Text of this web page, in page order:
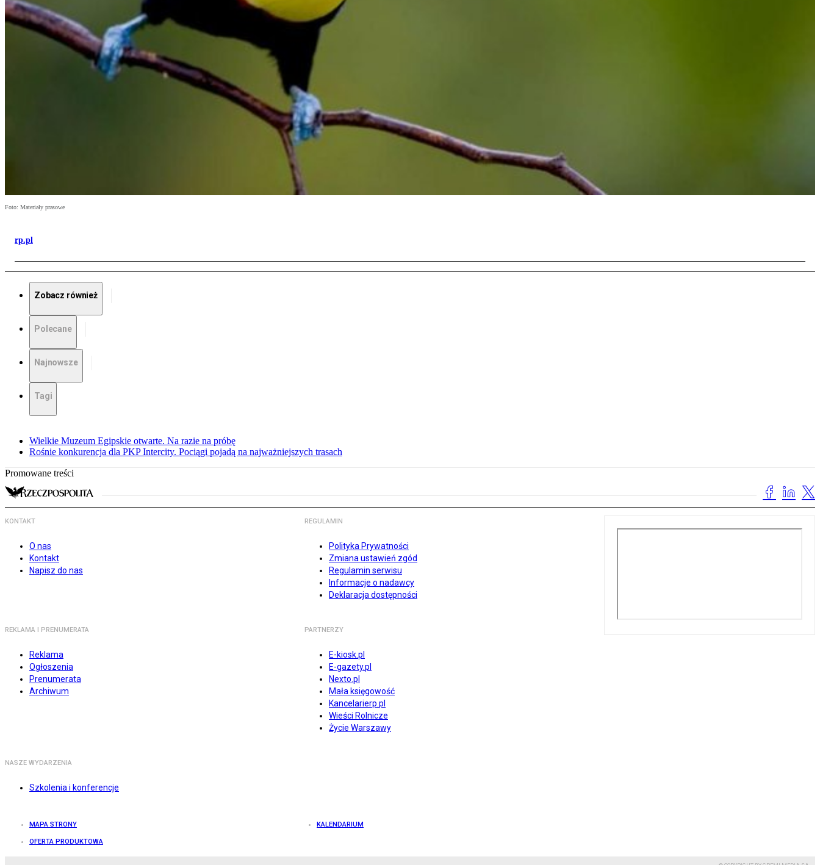
Foto: Materiały prasowe
rp.pl
Zobacz również
Polecane
Najnowsze
Tagi
Wielkie Muzeum Egipskie otwarte. Na razie na próbę
Rośnie konkurencja dla PKP Intercity. Pociągi pojadą na najważniejszych trasach
Promowane treści
KONTAKT
O nas
Kontakt
Napisz do nas
REGULAMIN
Polityka Prywatności
Zmiana ustawień zgód
Regulamin serwisu
Informacje o nadawcy
Deklaracja dostępności
REKLAMA I PRENUMERATA
Reklama
Ogłoszenia
Prenumerata
Archiwum
PARTNERZY
E-kiosk.pl
E-gazety.pl
Nexto.pl
Mała księgowość
Kancelarierp.pl
Wieści Rolnicze
Życie Warszawy
NASZE WYDARZENIA
Szkolenia i konferencje
MAPA STRONY KALENDARIUM
OFERTA PRODUKTOWA